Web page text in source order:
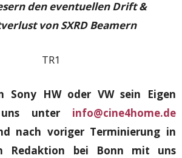
den eventuellen Drift &
von SXRD Beamern
Sony HW oder VW sein Eigen
unter info@cine4home.de
nach voriger Terminierung in
Redaktion bei Bonn mit uns